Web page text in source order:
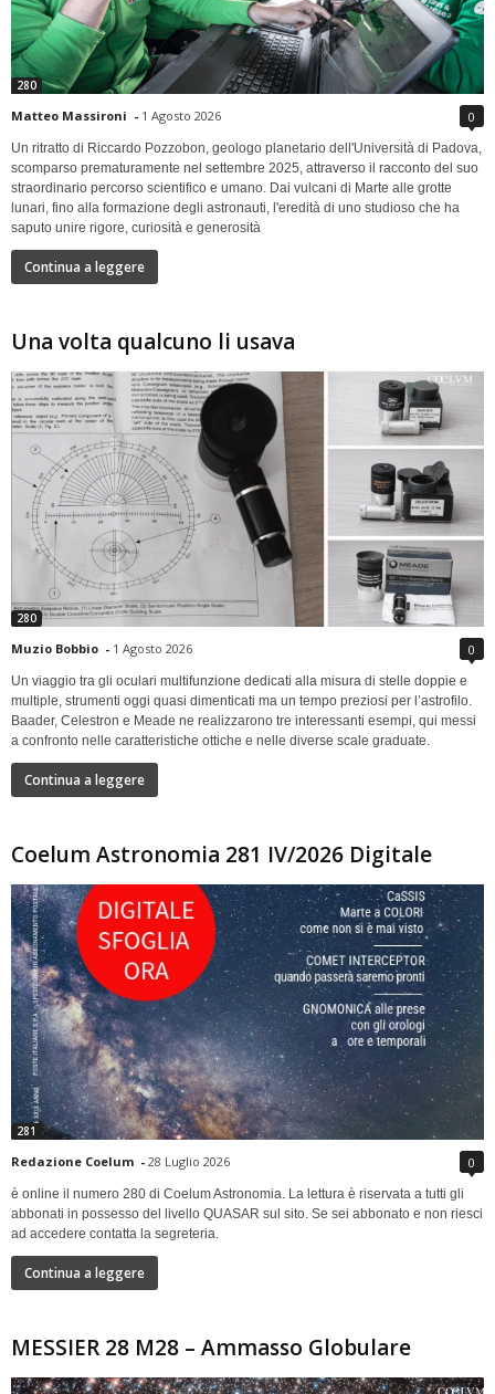
280
Matteo Massironi - 1 Agosto 2026 0
Un ritratto di Riccardo Pozzobon, geologo planetario dell'Università di Padova,
scomparso prematuramente nel settembre 2025, attraverso il racconto del suo
straordinario percorso scientifico e umano. Dai vulcani di Marte alle grotte
lunari, fino alla formazione degli astronauti, l'eredità di uno studioso che ha
saputo unire rigore, curiosità e generosità
Continua a leggere
Una volta qualcuno li usava
280
Muzio Bobbio - 1 Agosto 2026 0
Un viaggio tra gli oculari multifunzione dedicati alla misura di stelle doppie e
multiple, strumenti oggi quasi dimenticati ma un tempo preziosi per l’astrofilo.
Baader, Celestron e Meade ne realizzarono tre interessanti esempi, qui messi
a confronto nelle caratteristiche ottiche e nelle diverse scale graduate.
Continua a leggere
Coelum Astronomia 281 IV/2026 Digitale
281
Redazione Coelum - 28 Luglio 2026 0
è online il numero 280 di Coelum Astronomia. La lettura è riservata a tutti gli
abbonati in possesso del livello QUASAR sul sito. Se sei abbonato e non riesci
ad accedere contatta la segreteria.
Continua a leggere
MESSIER 28 M28 – Ammasso Globulare